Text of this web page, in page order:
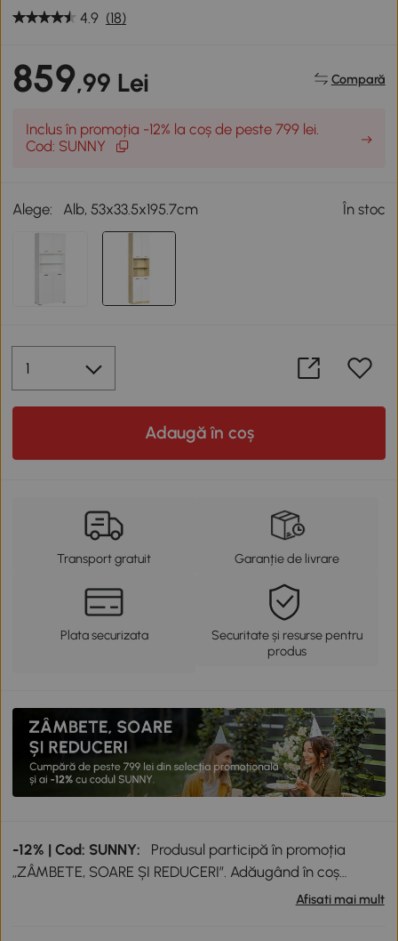
4.9 (18)
859,99 Lei Compară
Inclus în promoția -12% la coș de peste 799 lei.
Cod: SUNNY
Alege: Alb, 53x33.5x195.7cm În stoc
Adaugă în coș
Transport gratuit Garanție de livrare
Plata securizata
Securitate și resurse pentru
produs
-12% | Cod: SUNNY:
Produsul participă în promoția
„ZÂMBETE, SOARE ȘI REDUCERI”. Adăugând în coș
produse participante în valoare totală de peste 799 lei,
Afisati mai mult